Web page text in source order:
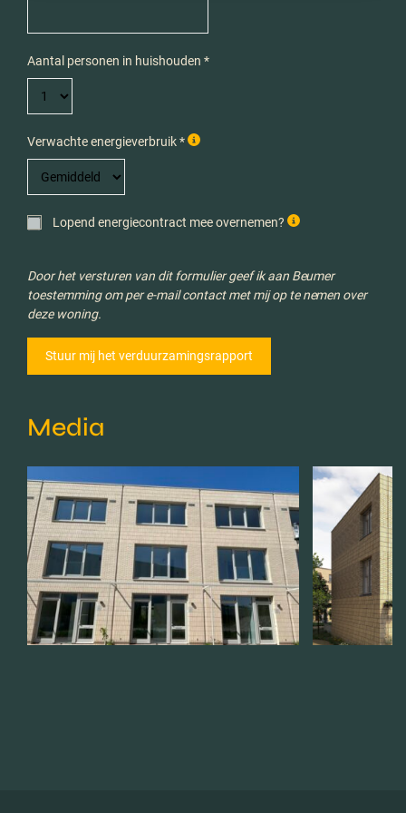
Aantal personen in huishouden *
Verwachte energieverbruik *
Lopend energiecontract mee overnemen?
Door het versturen van dit formulier geef ik aan Beumer
toestemming om per e-mail contact met mij op te nemen over
deze woning.
Media